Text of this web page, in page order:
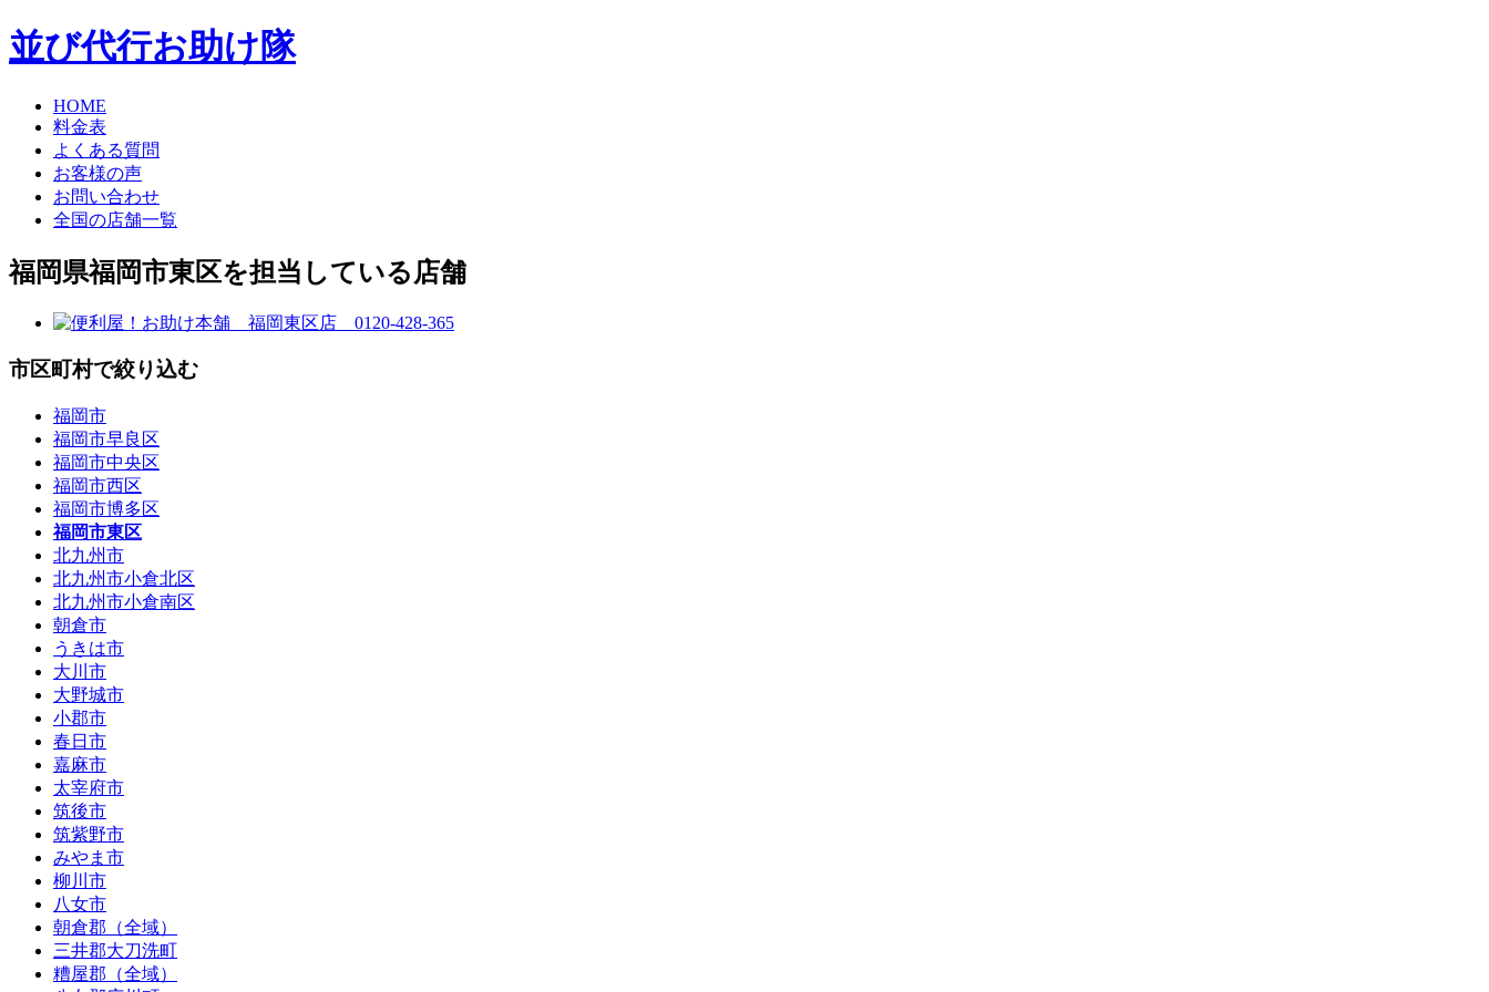
並び代行お助け隊
HOME
料金表
よくある質問
お客様の声
お問い合わせ
全国の店舗一覧
福岡県福岡市東区を担当している店舗
市区町村で絞り込む
福岡市
福岡市早良区
福岡市中央区
福岡市西区
福岡市博多区
福岡市東区
北九州市
北九州市小倉北区
北九州市小倉南区
朝倉市
うきは市
大川市
大野城市
小郡市
春日市
嘉麻市
太宰府市
筑後市
筑紫野市
みやま市
柳川市
八女市
朝倉郡（全域）
三井郡大刀洗町
糟屋郡（全域）